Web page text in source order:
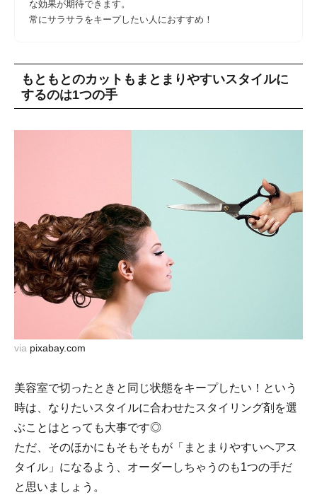
な効果が期待できます。
常にサラサラをキープしたい人におすすめ！
もともとのカットもまとまりやすいスタイルに
するのは1つの手
via pixabay.com
美容室で切ったときと同じ状態をキープしたい！という
時は、なりたいスタイルに合わせたスタイリング剤を選
ぶことはとっても大事です◎
ただ、そのほかにもそもそもが「まとまりやすいヘアス
タイル」になるよう、オーダーしちゃうのも1つの手だ
と思いましょう。